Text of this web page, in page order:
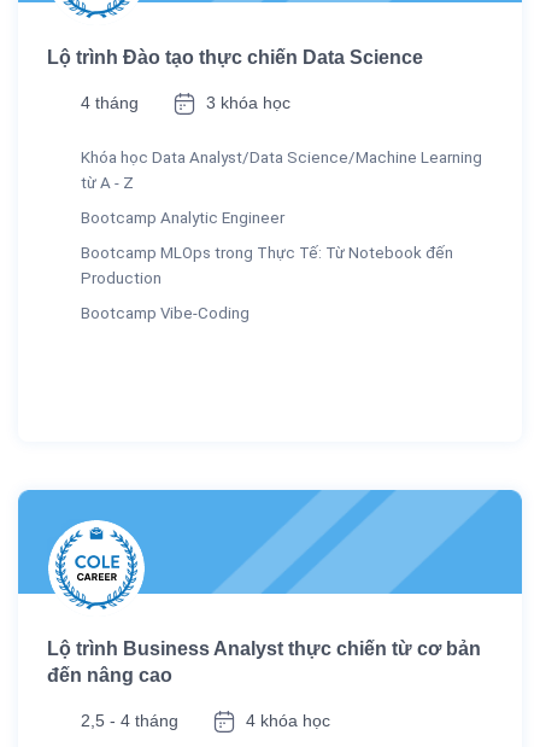
Lộ trình Đào tạo thực chiến Data Science
4 tháng 3 khóa học
Khóa học Data Analyst/Data Science/Machine Learning
từ A - Z
Bootcamp Analytic Engineer
Bootcamp MLOps trong Thực Tế: Từ Notebook đến
Production
Bootcamp Vibe-Coding
Lộ trình Business Analyst thực chiến từ cơ bản
đến nâng cao
2,5 - 4 tháng 4 khóa học